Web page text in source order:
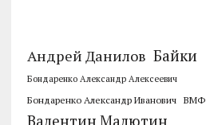
Андрей Данилов Байки
Бондаренко Александр Алексеевич
Бондаренко Александр Иванович ВМФ
Валентин Малютин